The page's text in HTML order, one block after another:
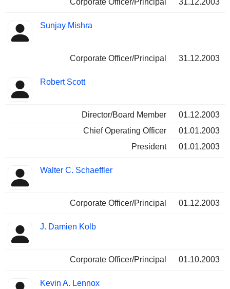
Corporate Officer/Principal 31.12.2003
Sunjay Mishra
Corporate Officer/Principal 31.12.2003
Robert Scott
Director/Board Member
01.12.2003
Chief Operating Officer
01.01.2003
President
01.01.2003
Walter C. Schaeffler
Corporate Officer/Principal 01.12.2003
J. Damien Kolb
Corporate Officer/Principal 01.10.2003
Kevin A. Lennox